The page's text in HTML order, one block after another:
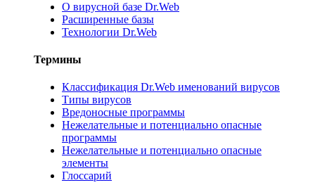
О вирусной базе Dr.Web
Расширенные базы
Технологии Dr.Web
Термины
Классификация Dr.Web именований вирусов
Типы вирусов
Вредоносные программы
Нежелательные и потенциально опасные
программы
Нежелательные и потенциально опасные
элементы
Глоссарий